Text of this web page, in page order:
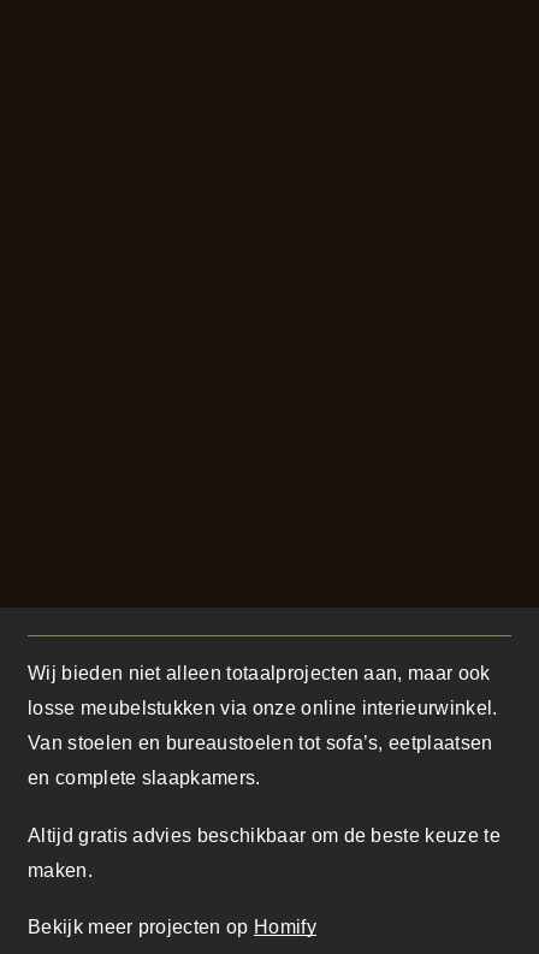
Wij bieden niet alleen totaalprojecten aan, maar ook
losse meubelstukken via onze online interieurwinkel.
Van stoelen en bureaustoelen tot sofa’s, eetplaatsen
en complete slaapkamers.
Altijd gratis advies beschikbaar om de beste keuze te
maken.
Bekijk meer projecten op Homify